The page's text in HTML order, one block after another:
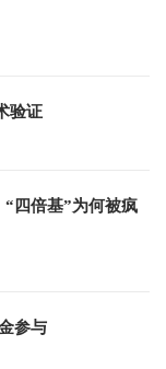
验证
四倍基”为何被疯
参与